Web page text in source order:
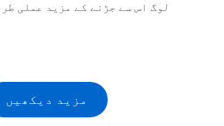
لوگ اس سے جڑنے کے مزید عملی
مزید دیکھیں